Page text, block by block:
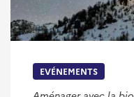
EVÉNEMENTS